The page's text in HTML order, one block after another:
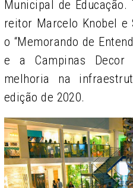
Municipal de
reitor Marcelo Knobel e
o “Memorando de
e a Campinas
melhoria na
edição de 2020.